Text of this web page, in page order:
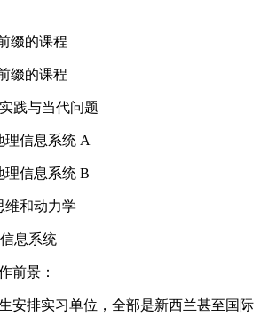
的课程
的课程
践与当代问题
信息系统 A
信息系统 B
和动力学
息系统
景：
排实习单位，全部是新西兰甚至国际